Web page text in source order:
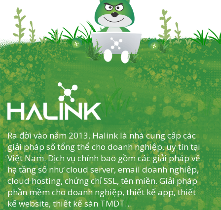
Ra đời vào năm 2013, Halink là nhà cung cấp các
giải pháp số tổng thể cho doanh nghiệp, uy tín tại
Việt Nam. Dịch vụ chính bao gồm các giải pháp về
hạ tầng số như cloud server, email doanh nghiệp,
cloud hosting, chứng chỉ SSL, tên miền. Giải pháp
phần mềm cho doanh nghiệp, thiết kế app, thiết
kế website, thiết kế sàn TMDT…